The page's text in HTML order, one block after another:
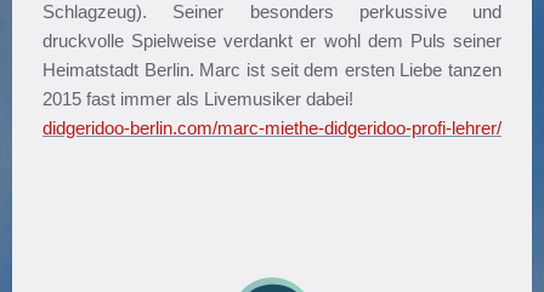
Schlagzeug). Seiner besonders perkussive und
druckvolle Spielweise verdankt er wohl dem Puls seiner
Heimatstadt Berlin. Marc ist seit dem ersten Liebe tanzen
2015 fast immer als Livemusiker dabei!
didgeridoo-berlin.com/marc-miethe-didgeridoo-profi-lehrer/